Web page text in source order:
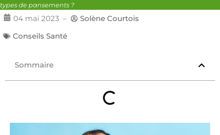
types de pansements ?
04 mai 2023 –
Solène Courtois
Conseils Santé
Sommaire